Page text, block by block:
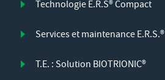
Technologie E.R.S® Compact
Services et maintenance E.R.S.®
T.E. : Solution BIOTRIONIC®